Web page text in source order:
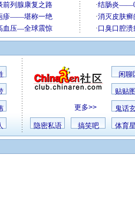
更多>>
闲聊
贴贴
鬼话
隐密私语 搞笑吧 体育